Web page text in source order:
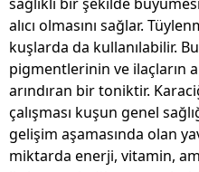
alıcı olmasını sağlar.
kuşlarda da kullanılabilir.
pigmentlerinin ve ilaçların
arındıran bir toniktir.
çalışması kuşun genel
gelişim aşamasında olan
miktarda enerji, vitamin,